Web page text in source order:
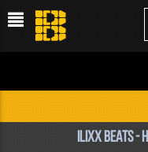
ILIXX BEATS